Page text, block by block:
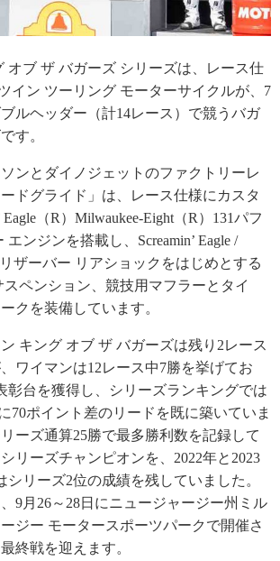
オブ ザ バガーズ シリーズは、レース仕
イン ツーリング モーターサイクルが、7
ルヘッダー（計14レース）で競うバガ
す。
ンとダイノジェットのファクトリーレ
ドグライド」は、レース仕様にカスタ
Eagle（R）Milwaukee-Eight（R）131パフ
ンジンを搭載し、Screamin’ Eagle /
ザーバー リアショックをはじめとする
ペンション、競技用マフラーとタイ
クを装備しています。
キング オブ ザ バガーズは残り2レース
ワイマンは12レース中7勝を挙げてお
彰台を獲得し、シリーズランキングでは
70ポイント差のリードを既に築いていま
ーズ通算25勝で最多勝利数を記録して
リーズチャンピオンを、2022年と2023
シリーズ2位の成績を残していました。
9月26～28日にニュージャージー州ミル
ジー モータースポーツパークで開催さ
終戦を迎えます。